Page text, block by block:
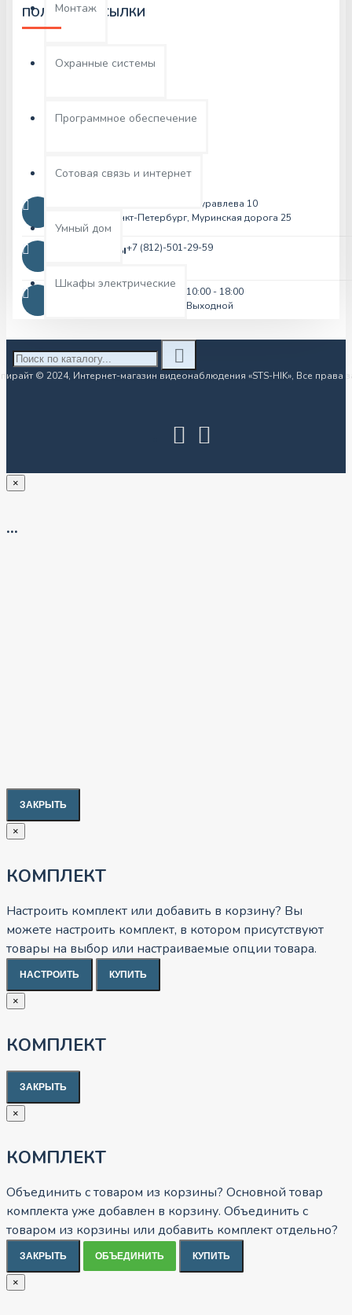
Монтаж
Охранные системы
Программное обеспечение
Сотовая связь и интернет
Умный дом
Шкафы электрические
ПОЛЕЗНЫЕ ССЫЛКИ
г.Москва, Площадь Журавлева 10
г.Санкт-Петербург, Муринская дорога 25
Телефоны+7 (812)-501-29-59
Режим работы
Пн-Пт: 10:00 - 18:00
Сб-Вс: Выходной
© 2024, Интернет-магазин видеонаблюдения «STS-HIK», Все права
×
...
ЗАКРЫТЬ
×
КОМПЛЕКТ
Настроить комплект или добавить в корзину? Вы
можете настроить комплект, в котором присутствуют
товары на выбор или настраиваемые опции товара.
НАСТРОИТЬ КУПИТЬ
×
КОМПЛЕКТ
ЗАКРЫТЬ
×
КОМПЛЕКТ
Объединить с товаром из корзины? Основной товар
комплекта уже добавлен в корзину. Объединить с
товаром из корзины или добавить комплект отдельно?
ЗАКРЫТЬ ОБЪЕДИНИТЬ КУПИТЬ
×